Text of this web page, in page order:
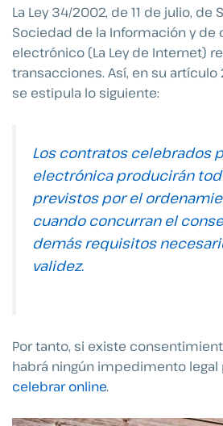
La Ley 34/2002, de 11 de julio, de
Sociedad de la Información y de
electrónico (La Ley de Internet)
transacciones. Así, en su
se estipula lo siguiente:
Los contratos celebrados
electrónica producirán
previstos por el
cuando concurran el
demás requisitos
validez.
Por tanto, si existe
habrá ningún impedimento legal
celebrar online.